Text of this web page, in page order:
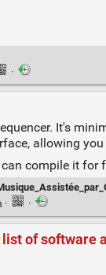
·
It's
allowing
compile it for
· ·
of